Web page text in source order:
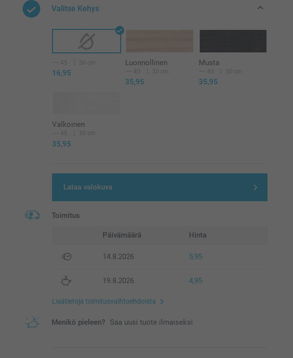
Valitse Kehys
45 30 cm
16,95
Luonnollinen
45 30 cm
35,95
Musta
45 30 cm
35,95
Valkoinen
45 30 cm
35,95
Lataa valokuva
Toimitus
Päivämäärä Hinta
14.8.2026 5,95
19.8.2026 4,95
Lisätietoja toimitusvaihtoehdoista
Menikö pieleen? Saa uusi tuote ilmaiseksi